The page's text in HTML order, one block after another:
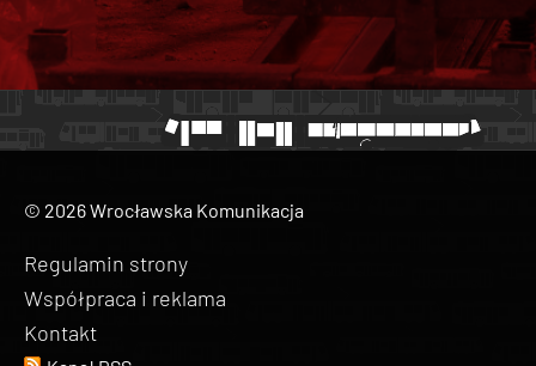
© 2026 Wrocławska Komunikacja
Regulamin strony
Współpraca i reklama
Kontakt